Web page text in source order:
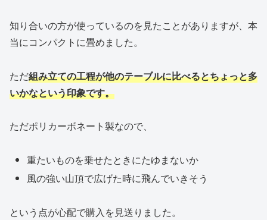
知り合いの方が使っているのを見たことがありますが、本
当にコンパクトに畳めました。
ただ組み立ての工程が他のテーブルに比べるとちょっと多
いかなという印象です。
ただポリカーボネート製なので、
重たいものを乗せたときにたゆまないか
風の強い山頂で広げた時に飛んでいきそう
という点が心配で購入を見送りました。